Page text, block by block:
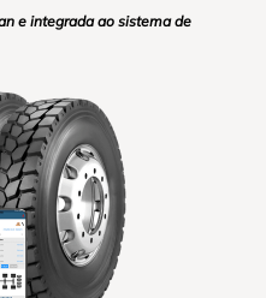
e integrada ao sistema de